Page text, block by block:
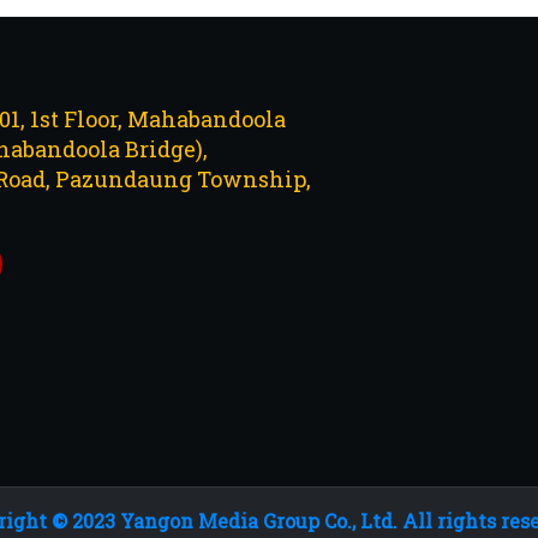
1st Floor, Mahabandoola
Bridge),
Pazundaung Township,
© 2023 Yangon Media Group Co., Ltd. All rights